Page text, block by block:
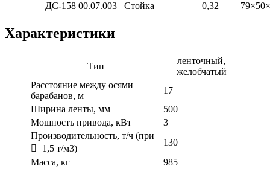
ДС-158 00.07.003
Стойка 0,32
Характеристики
Тип
ленточный,
желобчатый
Расстояние между осями
барабанов, м
17
Ширина ленты, мм
500
Мощность привода, кВт
3
Производительность, т/ч (при
=1,5 т/м3)
130
Масса, кг
985